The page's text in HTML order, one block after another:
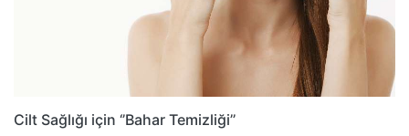
Cilt Sağlığı için ‘’Bahar Temizliği’’